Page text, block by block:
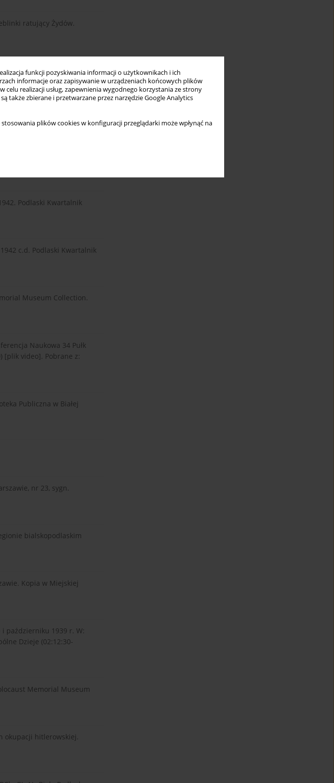
funkcji pozyskiwania informacji o użytkownikach i ich
informacje oraz zapisywanie w urządzeniach końcowych plików
celu realizacji usług, zapewnienia wygodnego korzystania ze strony
są także zbierane i przetwarzane przez narzędzie Google Analytics
plików cookies w konfiguracji przeglądarki może wpłynąć na
ratujący Żydów.
Podlaski Kwartalnik
Podlaski Kwartalnik
Podlaski Kwartalnik
c.d. Podlaski Kwartalnik
Museum Collection.
Naukowa 34 Pułk
[plik video]. Pobrane z:
Publiczna w Białej
nr 23, sygn.
bialskopodlaskim
Kopia w Miejskiej
październiku 1939 r. W:
Dzieje (02:12:30-
Memorial Museum
okupacji hitlerowskiej.